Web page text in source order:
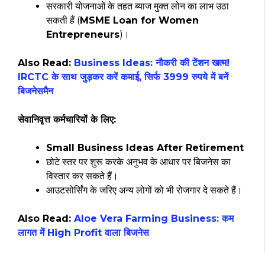
सरकारी योजनाओं के तहत ब्याज मुक्त लोन का लाभ उठा
सकती हैं (MSME Loan for Women
Entrepreneurs)।
Also Read: Business Ideas: नौकरी की टेंशन खत्म!
IRCTC के साथ जुड़कर करें कमाई, सिर्फ 3999 रुपये में बनें
बिजनेसमैन
सेवानिवृत्त कर्मचारियों के लिए:
Small Business Ideas After Retirement
छोटे स्तर पर शुरू करके अनुभव के आधार पर बिजनेस का
विस्तार कर सकते हैं।
आउटसोर्सिंग के जरिए अन्य लोगों को भी रोजगार दे सकते हैं।
Also Read: Aloe Vera Farming Business: कम
लागत में High Profit वाला बिजनेस